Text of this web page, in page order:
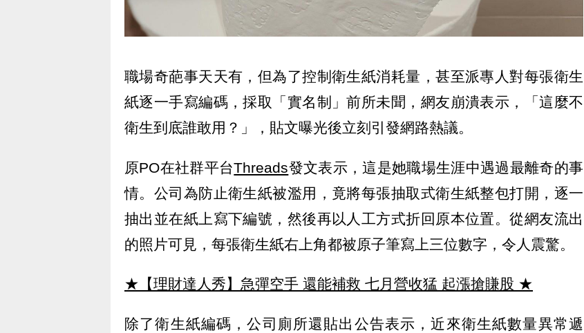
職場奇葩事天天有，但為了控制衛生紙消耗量，甚至派專人對每張衛生
紙逐一手寫編碼，採取「實名制」前所未聞，網友崩潰表示，「這麼不
衛生到底誰敢用？」，貼文曝光後立刻引發網路熱議。
原PO在社群平台Threads發文表示，這是她職場生涯中遇過最離奇的事
情。公司為防止衛生紙被濫用，竟將每張抽取式衛生紙整包打開，逐一
抽出並在紙上寫下編號，然後再以人工方式折回原本位置。從網友流出
的照片可見，每張衛生紙右上角都被原子筆寫上三位數字，令人震驚。
★【理財達人秀】急彈空手 還能補救 七月營收猛 起漲搶賺股 ★
除了衛生紙編碼，公司廁所還貼出公告表示，近來衛生紙數量異常遞